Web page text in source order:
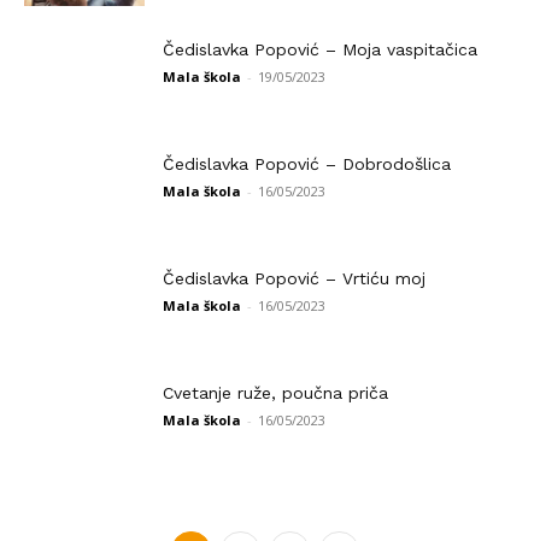
Čedislavka Popović – Moja vaspitačica
Mala škola - 19/05/2023
Čedislavka Popović – Dobrodošlica
Mala škola - 16/05/2023
Čedislavka Popović – Vrtiću moj
Mala škola - 16/05/2023
Cvetanje ruže, poučna priča
Mala škola - 16/05/2023